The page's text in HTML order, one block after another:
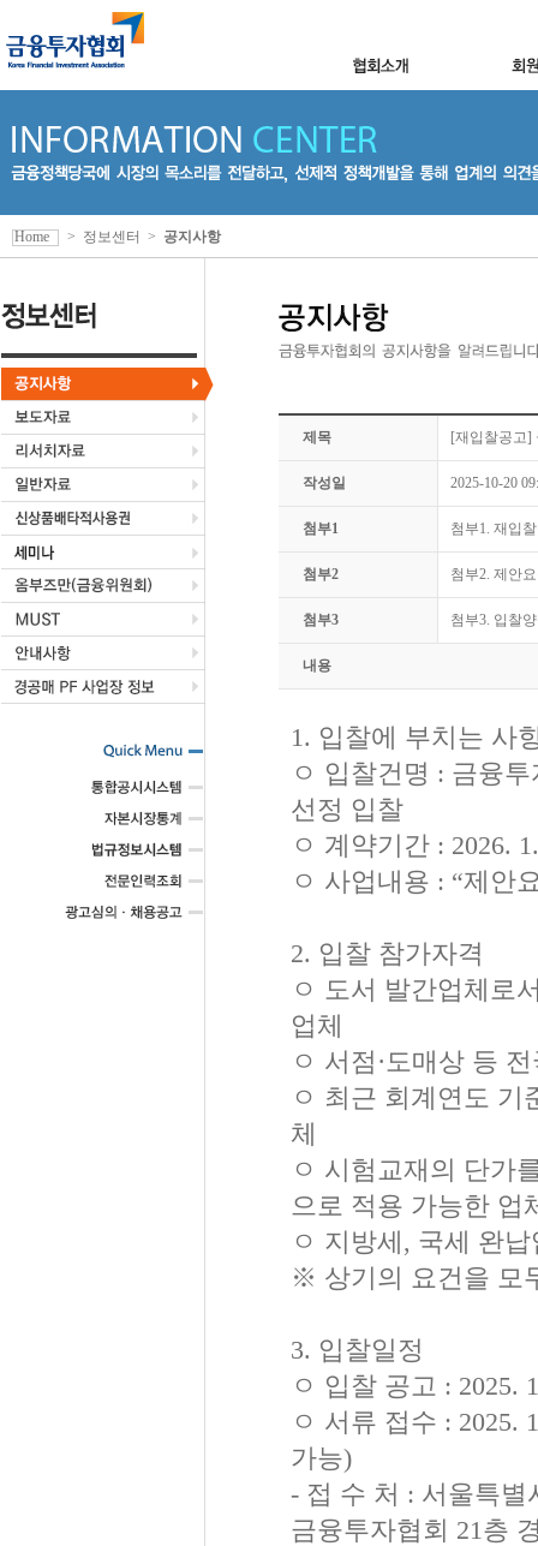
Home > 정보센터 > 공지사항
제목 [재입찰공고]
작성일 2025-10-20
첨부1 첨부1. 재입
첨부2 첨부2. 제안
첨부3 첨부3. 입찰
내용
1. 입찰에 부치는 사
ㅇ 입찰건명 : 금융
선정 입찰
ㅇ 계약기간 : 2026.
ㅇ 사업내용 : “제안
2. 입찰 참가자격
ㅇ 도서 발간업체로
업체
ㅇ 서점·도매상 등
ㅇ 최근 회계연도 기
체
ㅇ 시험교재의 단가
으로 적용 가능한 업
ㅇ 지방세, 국세 완
※ 상기의 요건을 모
3. 입찰일정
ㅇ 입찰 공고 : 2025.
ㅇ 서류 접수 : 2025.
가능)
- 접 수 처 : 서울특별
금융투자협회 21층